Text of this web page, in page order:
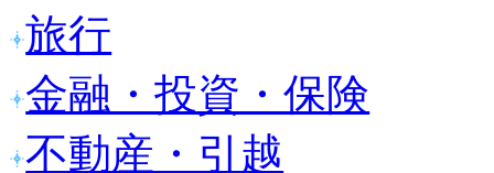
旅行
金融・投資・保険
不動産・引越